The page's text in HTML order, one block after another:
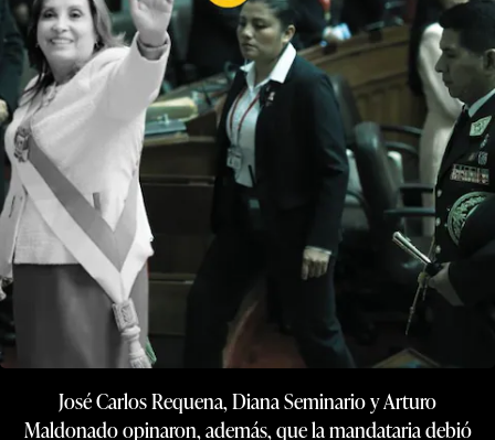
José Carlos Requena, Diana Seminario y Arturo
Maldonado opinaron, además, que la mandataria debió